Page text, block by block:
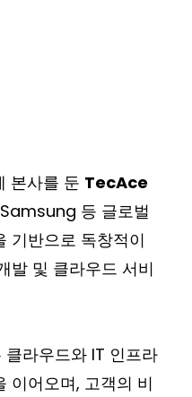
본사를 둔 TecAce
등 글로벌
기반으로 독창적이
발 및 클라우드 서비
라우드와 IT 인프라
이어오며, 고객의 비